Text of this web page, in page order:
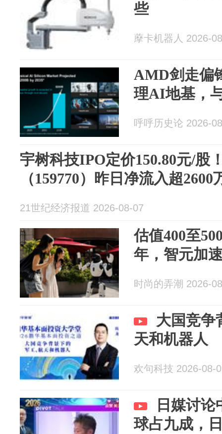
些
藦卡机器人 2026-
AMD剑走偏
理AI地基，
呼呼历史论 2026-
宇树科技IPO定价150.80元/股
（159770）昨日净流入超2600
21世纪经济报道 2026-08-07
估值400至
年，智元加
时尚的弄潮 2026-
大国竞争
天和机器人
欢句科技 2026-08-
日媒讨
球占九成，